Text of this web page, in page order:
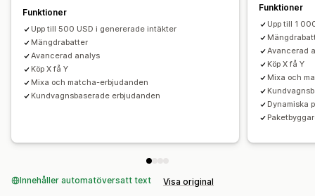
Rabatthantering
Redigeringsverktyg Mallar Valutakonvertering
Lokalisering Kampanjer
Kombinerade rabatter
Segmentering
Taggning Filtrering Spårning A/B-testning
Stegvisa mängdrabatter
Rabattbelopp Procentuella rabatter
Rabatter på hela varukorgen
Köp två, betala för en
Prissättning för bulkorder Grossistpriser
Dynamisk prissättning Anpassad prissättning
Funktioner
Upp till 500 USD i genererade intäkter
Mängdrabatter
Avancerad analys
Köp X få Y
Mixa och matcha-erbjudanden
Kundvagnsbaserade erbjudanden
Funktioner
Upp till 1
Avancerad
Köp X få Y
Mixa och
Dynamiska
Innehåller automatöversatt text Visa original